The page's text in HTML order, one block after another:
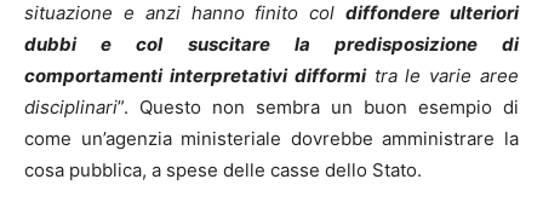
situazione e anzi hanno finito coldiffondere ulteriori
dubbi e col suscitare la predisposizione di
comportamenti interpretativi difformitra le varie aree
disciplinari”. Questo non sembra un buon esempio di
come un’agenzia ministeriale dovrebbe amministrare la
cosa pubblica, a spese delle casse dello Stato.